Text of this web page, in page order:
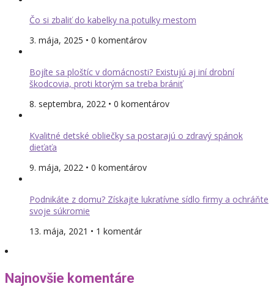
Čo si zbaliť do kabelky na potulky mestom
3. mája, 2025 • 0 komentárov
Bojíte sa ploštíc v domácnosti? Existujú aj iní drobní
škodcovia, proti ktorým sa treba brániť
8. septembra, 2022 • 0 komentárov
Kvalitné detské obliečky sa postarajú o zdravý spánok
dieťaťa
9. mája, 2022 • 0 komentárov
Podnikáte z domu? Získajte lukratívne sídlo firmy a ochráňte
svoje súkromie
13. mája, 2021 • 1 komentár
Najnovšie komentáre